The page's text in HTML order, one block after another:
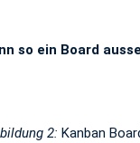
so ein Board
2: Kanban